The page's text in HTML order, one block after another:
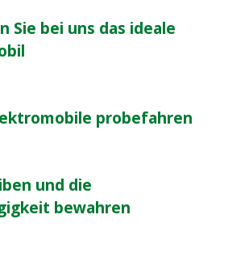
Sie bei uns das ideale
probefahren
und die
bewahren